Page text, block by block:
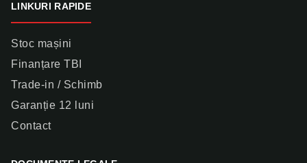
LINKURI RAPIDE
Stoc mașini
Finanțare TBI
Trade-in / Schimb
Garanție 12 luni
Contact